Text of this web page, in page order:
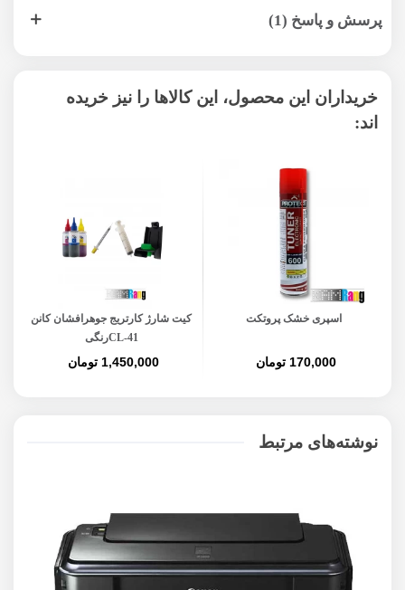
پرسش و پاسخ (1)
خریداران این محصول، این کالاها را نیز خریده
اند:
اسپری خشک پروتکت
170,000 تومان
کیت شارژ کارتریج جوهرافشان کانن
CL-41رنگی
1,450,000 تومان
نوشته‌های مرتبط